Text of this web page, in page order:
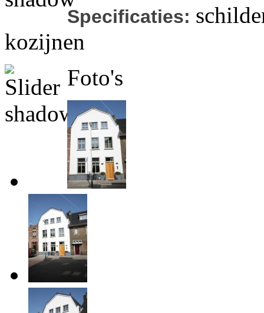
Specificaties:
kozijnen
Foto's